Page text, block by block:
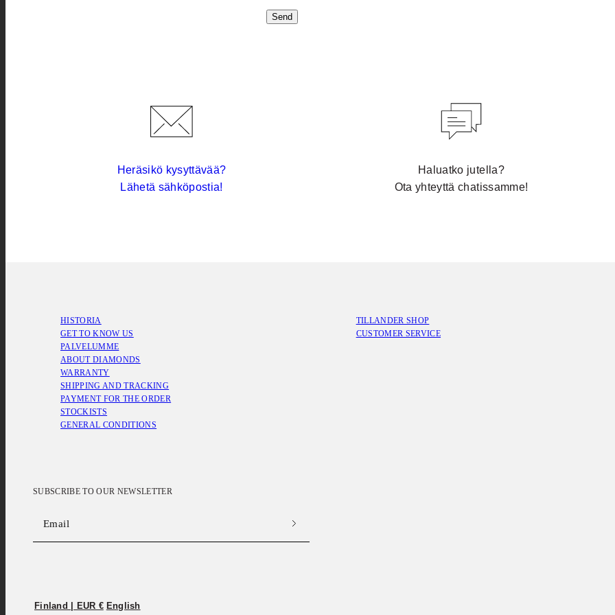
Send
Heräsikö kysyttävää?
Lähetä sähköpostia!
Haluatko jutella?
Ota yhteyttä chatissamme!
HISTORIA
GET TO KNOW US
PALVELUMME
ABOUT DIAMONDS
WARRANTY
SHIPPING AND TRACKING
PAYMENT FOR THE ORDER
STOCKISTS
GENERAL CONDITIONS
TILLANDER SHOP
CUSTOMER SERVICE
SUBSCRIBE TO OUR NEWSLETTER
Email
Finland | EUR € English
Facebook
Instagram